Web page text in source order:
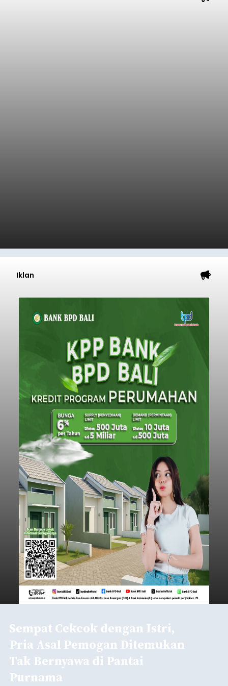
Iklan
Sempat Cekcok dengan Istri,
Pria Asal Pemogan Ditemukan
Tak Bernyawa di Pantai
Purnama